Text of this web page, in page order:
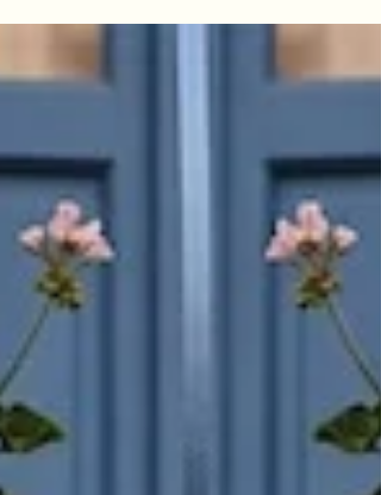
に左右されないタイムレスなスタイル、ブランド
Brand) Characterized by the finest materials
and craftsmanship and a timeless style that
transcends trends, it eschews brand logos
and excessive ornamentation, quietly expres